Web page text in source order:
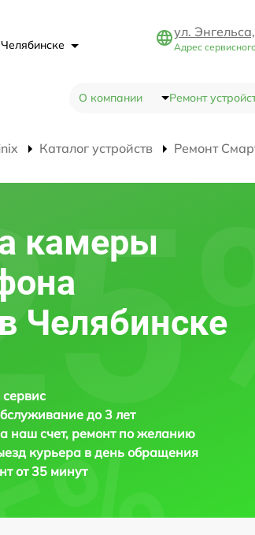
ул.
Адрес
О компании Ремонт
Каталог устройств Ремонт
камеры
Челябинске
до 3 лет
наш счет, ремонт по желанию
курьера в день обращения
от 35 минут